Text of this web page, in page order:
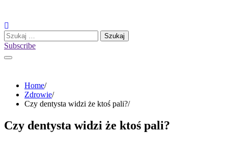
content
Szukaj:
Subscribe
Home
Zdrowie
Czy dentysta widzi że ktoś pali?
Czy dentysta widzi że ktoś pali?